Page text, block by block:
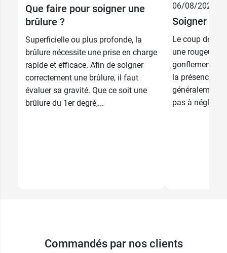
1,99 €
10 cm x 10
cm
Que faire pour soigner une
brûlure ?
Superficielle ou plus profonde, la
brûlure nécessite une prise en charge
rapide et efficace. Afin de soigner
correctement une brûlure, il faut
évaluer sa gravité. Que ce soit une
brûlure du 1er degré,...
06/08/2026
Soigner un
Le coup de
une rougeur
gonflement,
la présence de
généralement
pas à négliger.
Commandés par nos clients